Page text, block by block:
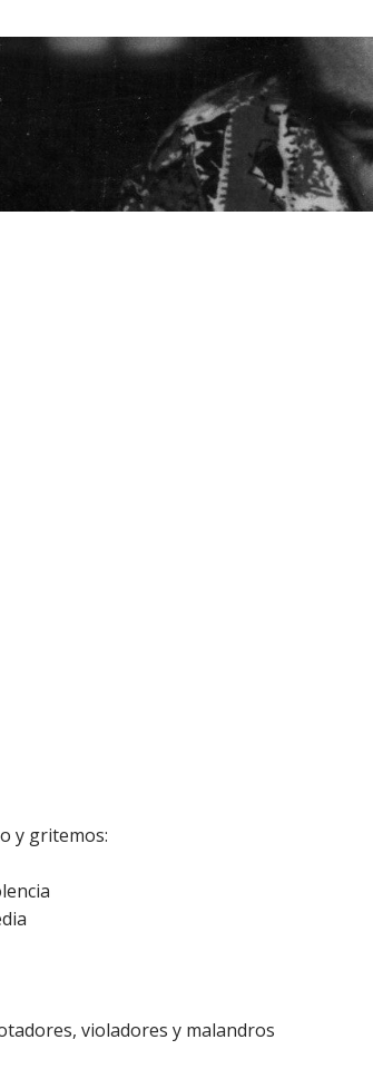
y gritemos:
violadores y malandros